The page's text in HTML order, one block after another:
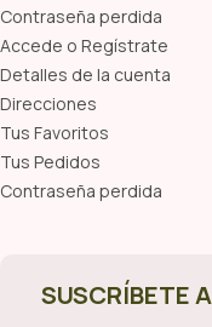
Contraseña perdida
Accede o Regístrate
Detalles de la cuenta
Direcciones
Tus Favoritos
Tus Pedidos
Contraseña perdida
SUSCRÍBETE